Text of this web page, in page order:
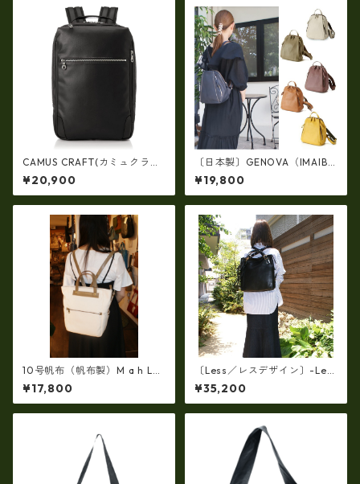
CAMUS CRAFT(カミュクラフ
ト) ビジネスバッグ リュック
サック 日本製 撥水 軽量 ユニ
セックス cc-2702
¥20,900
〔日本製〕GENOVA（IMAIBA
G）牛革製・シュリンクヌメ
Ｗジッパー・コンパクトリュ
ック ir-2858
¥19,800
10号帆布（帆布製）M a h L
革コンビ・リュック 7M2-11
44
¥17,800
〔Less／レスデザイン〕-Les
s タンニンをたっぷり浸透させ
た厚口のホースレザー馬革ト
ートリュック3way LMSB-00
¥35,200